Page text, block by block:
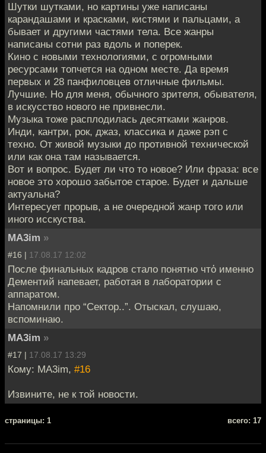
Шутки шутками, но картины уже написаны
карандашами и красками, кистями и пальцами, а
бывает и другими частями тела. Все жанры
написаны сотни раз вдоль и поперек.
Кино с новыми технологиями, с огромными
ресурсами топчется на одном месте. Да время
первых и 28 панфиловцев отличные фильмы.
Лучшие. Но для меня, обычного зрителя, обывателя,
в искусство нового не привнесли.
Музыка тоже расплодилась десятками жанров.
Инди, кантри, рок, джаз, классика и даже рэп с
техно. От живой музыки до противной технической
или как она там называется.
Вот и вопрос. Будет ли что то новое? Или фраза: все
новое это хорошо забытое старое. Будет и дальше
актуальна?
Интересует прорыв, а не очередной жанр того или
иного исскуства.
MA3im »
#16 | 17.08.17 12:02
После финальных кадров стало понятно чтὀ именно
Дементий напевает, работая в лаборатории с
аппаратом.
Напомнили про “Сектор..”. Отыскал, cлушаю,
вспоминаю.
MA3im »
#17 | 17.08.17 13:29
Кому: MA3im, #16
Извините, не к той новости.
cтраницы: 1 всего: 17